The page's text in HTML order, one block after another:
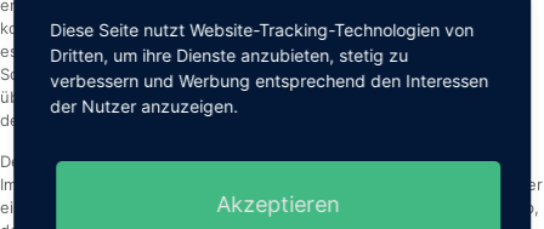
erweitern ihre persönlichen Fähigkeiten hinsichtlich einer
kompetenten, eigenverantwortlichen Berufswahl deutlich stärker, als
es in einem Wochenpraktikum der Fall ist, bzw. sein kann. Die
Schülerinnen und Schüler lernen einen Betrieb / ihren Wunschberuf
über einen wesentlich längeren Zeitraum kennen und können so
deutlich besser die einzelnen Facetten eines Berufes erleben.
Der Praxistag - ein fester Bestandteil des Schulwoche
Im Rahmen dieser Praxistage fertigen unsere Schülerinnen und Schüler
eine Dokumentationsmappe an, in der z. B. Tagesberichte, der Betrieb,
Diese Seite nutzt Website-Tracking-Technologien von
Dritten, um ihre Dienste anzubieten, stetig zu
verbessern und Werbung entsprechend den Interessen
der Nutzer anzuzeigen.
Akzeptieren